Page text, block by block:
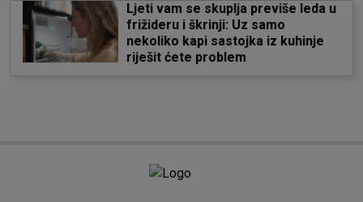
Ljeti vam se skuplja previše leda u
frižideru i škrinji: Uz samo
nekoliko kapi sastojka iz kuhinje
riješit ćete problem